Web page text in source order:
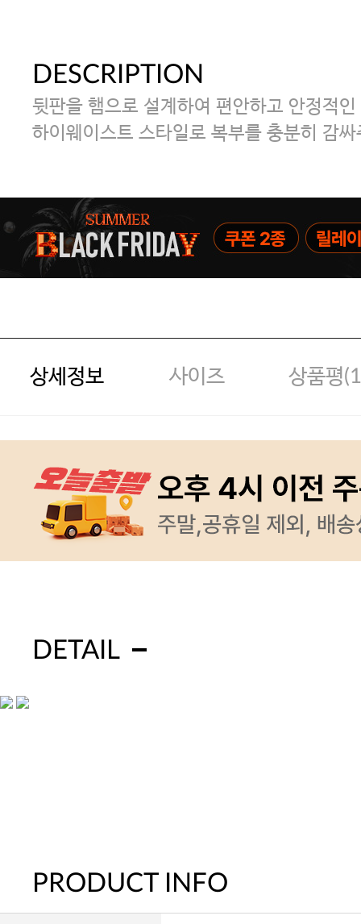
[썸머블프] 1만원 할인 쿠폰(8.1~31)
[썸머블프] 2만원 할인 쿠폰(8.1~31)
DESCRIPTION
뒷판을 햄으로 설계하여 편안하고 안정적
하이웨이스트 스타일로 복부를 충분히 감
상세정보 사이즈 상품평(1
DETAIL
PRODUCT INFO